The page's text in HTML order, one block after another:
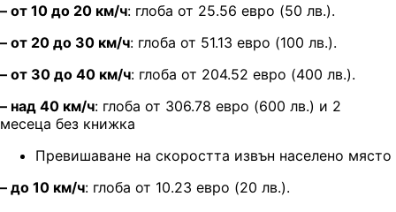
– от 10 до 20 км/ч: глоба от 25.56 евро (50 лв.).
– от 20 до 30 км/ч: глоба от 51.13 евро (100 лв.).
– от 30 до 40 км/ч: глоба от 204.52 евро (400 лв.).
– над 40 км/ч: глоба от 306.78 евро (600 лв.) и 2
месеца без книжка
Превишаване на скоростта извън населено място
– до 10 км/ч: глоба от 10.23 евро (20 лв.).